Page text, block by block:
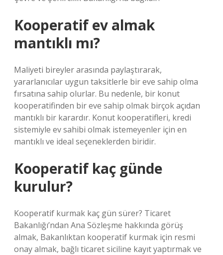
Kooperatif ev almak
mantıklı mı?
Maliyeti bireyler arasında paylaştırarak,
yararlanıcılar uygun taksitlerle bir eve sahip olma
fırsatına sahip olurlar. Bu nedenle, bir konut
kooperatifinden bir eve sahip olmak birçok açıdan
mantıklı bir karardır. Konut kooperatifleri, kredi
sistemiyle ev sahibi olmak istemeyenler için en
mantıklı ve ideal seçeneklerden biridir.
Kooperatif kaç günde
kurulur?
Kooperatif kurmak kaç gün sürer? Ticaret
Bakanlığı’ndan Ana Sözleşme hakkında görüş
almak, Bakanlıktan kooperatif kurmak için resmi
onay almak, bağlı ticaret siciline kayıt yaptırmak ve